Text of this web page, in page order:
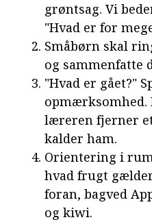
grøntsag. Vi
"Hvad er for
Småbørn skal
og sammenfatte
"Hvad er gået?"
opmærksomhed.
læreren fjerner
kalder ham.
Orientering i
hvad frugt
foran, bagved
og kiwi.